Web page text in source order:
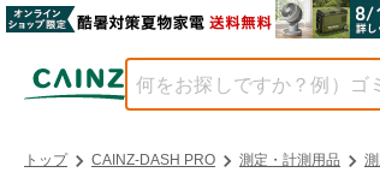
トップ CAINZ-DASH PRO 測定・計測用品